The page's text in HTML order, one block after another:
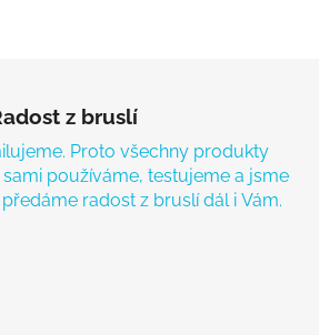
z bruslí
Proto všechny produkty
používáme, testujeme a jsme
radost z bruslí dál i Vám.